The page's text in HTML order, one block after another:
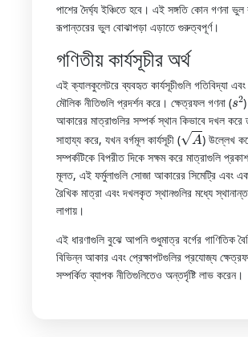
পাশের দৈর্ঘ্য ইঞ্চিতে হবে। এই সঙ্গতি কোন গণনা ভুল
রূপান্তরের ভুল বোঝাপড়া এড়াতে গুরুত্বপূর্ণ।
গণিতীয় কার্যসূচীর অর্থ
এই ক্যালকুলেটরে ব্যবহৃত কার্যসূচীগুলি গতিবিদ্যা
মৌলিক নীতিগুলি প্রদর্শন করে। ক্ষেত্রফল গণনা (
s2
আকারের মাত্রাগুলির সম্পর্ক স্থান কিভাবে দখল করে
সাহায্য করে, যখন বর্গমূল কার্যসূচী (
A
) উল্লেখ
সম্পর্কটিকে বিপরীত দিকে সক্ষম করে মাত্রাগুলি
মূলত, এই ফর্মুলাগুলি সোজা আকারের সিমেট্রি এবং
রৈখিক মাত্রা এবং দখলকৃত স্থানগুলির মধ্যে
লাগায়।
এই ধারণাগুলি বুঝে আপনি শুধুমাত্র বর্গের গাণিতিক
বিভিন্ন আকার এবং প্রেক্ষাপটগুলির প্রযোজ্য
সম্পর্কিত ব্যাপক নীতিগুলিতেও অন্তর্দৃষ্টি লাভ করেন।